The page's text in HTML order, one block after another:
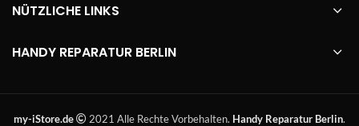
NÜTZLICHE LINKS
HANDY REPARATUR BERLIN
my-iStore.de 2021 Alle Rechte Vorbehalten. Handy Reparatur Berlin.